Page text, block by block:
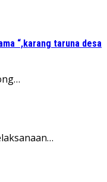
“,karang taruna desa